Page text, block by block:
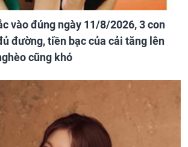
vào đúng ngày 11/8/2026, 3 con
đường, tiền bạc của cải tăng lên
cũng khó